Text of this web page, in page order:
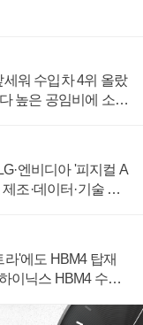
워 수입차 4위 올랐
높은 공임비에 소비
엔비디아 '피지컬 A
조·데이터·기술 결
'에도 HBM4 탑재
이닉스 HBM4 수율